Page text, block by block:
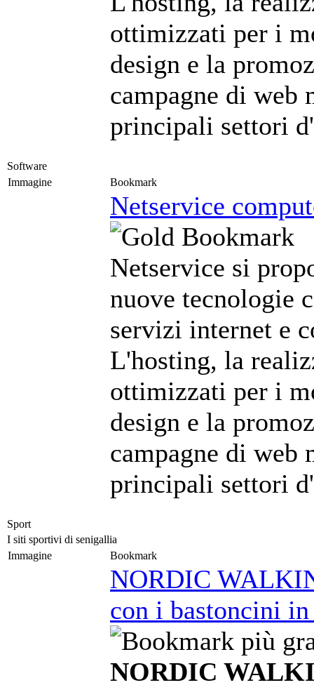
ottimizzati per i
design e la
campagne di web
principali settori
Software
Immagine
Bookmark
Netservice
Netservice si
nuove tecnologie
servizi internet e
L'hosting, la
ottimizzati per i
design e la
campagne di web
principali settori
Sport
I siti sportivi di senigallia
Immagine
Bookmark
NORDIC
con i bastoncini
NORDIC